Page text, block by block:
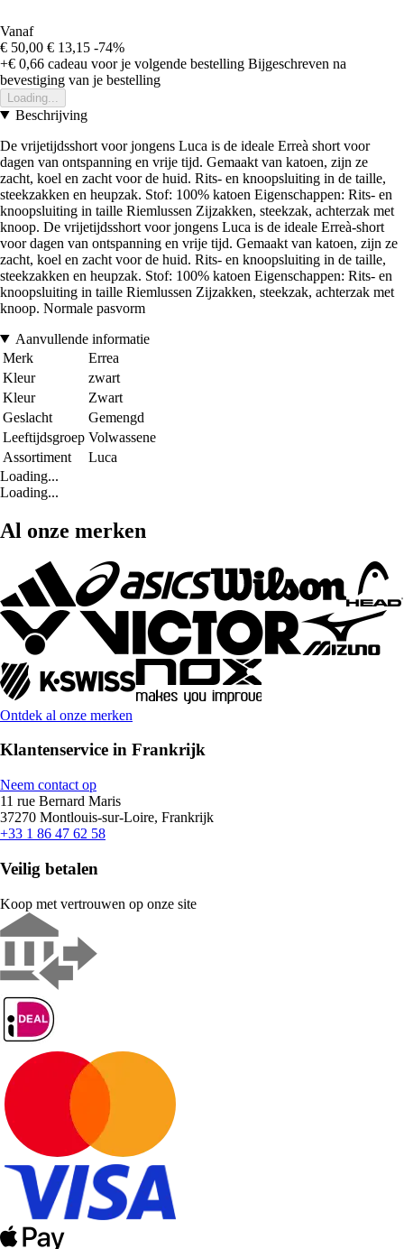
Vanaf
€ 50,00 € 13,15 -74%
+€ 0,66 cadeau voor je volgende bestelling Bijgeschreven na
bevestiging van je bestelling
Loading...
Beschrijving
De vrijetijdsshort voor jongens Luca is de ideale Erreà short voor
dagen van ontspanning en vrije tijd. Gemaakt van katoen, zijn ze
zacht, koel en zacht voor de huid. Rits- en knoopsluiting in de taille,
steekzakken en heupzak. Stof: 100% katoen Eigenschappen: Rits- en
knoopsluiting in taille Riemlussen Zijzakken, steekzak, achterzak met
knoop. De vrijetijdsshort voor jongens Luca is de ideale Erreà-short
voor dagen van ontspanning en vrije tijd. Gemaakt van katoen, zijn ze
zacht, koel en zacht voor de huid. Rits- en knoopsluiting in de taille,
steekzakken en heupzak. Stof: 100% katoen Eigenschappen: Rits- en
knoopsluiting in taille Riemlussen Zijzakken, steekzak, achterzak met
knoop. Normale pasvorm
Aanvullende informatie
Merk
Errea
Kleur
zwart
Kleur
Zwart
Geslacht
Gemengd
Leeftijdsgroep Volwassene
Assortiment
Luca
Loading...
Loading...
Al onze merken
Ontdek al onze merken
Klantenservice in Frankrijk
Neem contact op
11 rue Bernard Maris
37270 Montlouis-sur-Loire, Frankrijk
+33 1 86 47 62 58
Veilig betalen
Koop met vertrouwen op onze site